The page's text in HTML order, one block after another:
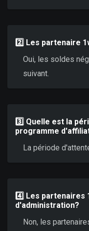
2️⃣ Les partenaire
Oui, les soldes
suivant.
3️⃣ Quelle est la
programme
La période
4️⃣ Les
d'administration?
Non, les